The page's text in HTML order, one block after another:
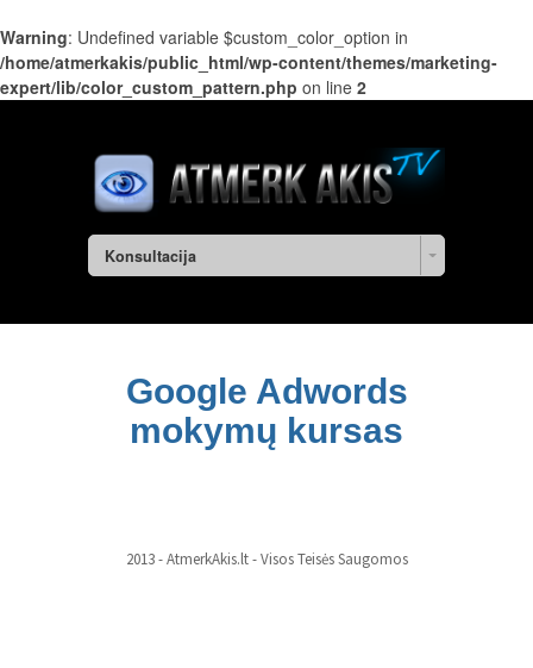
Warning: Undefined variable $custom_color_option in
/home/atmerkakis/public_html/wp-content/themes/marketing-
expert/lib/color_custom_pattern.php on line 2
Konsultacija
Google Adwords
mokymų kursas
2013 - AtmerkAkis.lt - Visos Teisės Saugomos